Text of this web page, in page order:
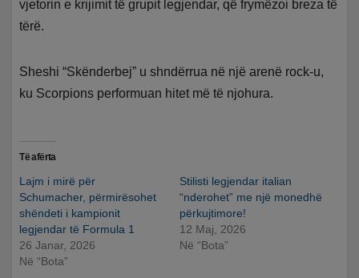
vjetorin e krijimit të grupit legjendar, që frymëzoi breza të
tërë.
Sheshi “Skënderbej” u shndërrua në një arenë rock-u,
ku Scorpions performuan hitet më të njohura.
Të afërta
Lajm i mirë për
Schumacher, përmirësohet
shëndeti i kampionit
legjendar të Formula 1
26 Janar, 2026
Në “Bota”
Stilisti legjendar italian
“nderohet” me një monedhë
përkujtimore!
12 Maj, 2026
Në “Bota”